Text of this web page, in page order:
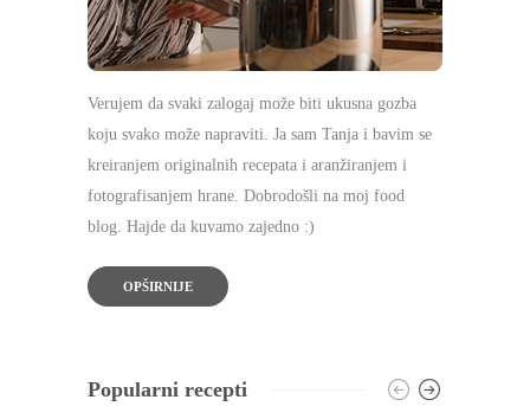
Verujem da svaki zalogaj može biti ukusna gozba
koju svako može napraviti. Ja sam Tanja i bavim se
kreiranjem originalnih recepata i aranžiranjem i
fotografisanjem hrane. Dobrodošli na moj food
blog. Hajde da kuvamo zajedno :)
OPŠIRNIJE
Popularni recepti